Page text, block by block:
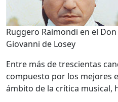
Ruggero Raimondi en el Don
Giovanni de Losey
Entre más de trescientas
compuesto por los mejores
ámbito de la crítica musical,